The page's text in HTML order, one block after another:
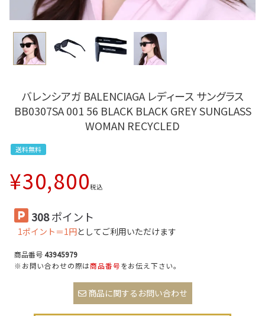
バレンシアガ BALENCIAGA レディース サングラス
BB0307SA 001 56 BLACK BLACK GREY SUNGLASS
WOMAN RECYCLED
送料無料
¥30,800税込
308ポイント
1ポイント＝1円としてご利用いただけます
商品番号43945979
※お問い合わせの際は商品番号をお伝え下さい。
商品に関するお問い合わせ